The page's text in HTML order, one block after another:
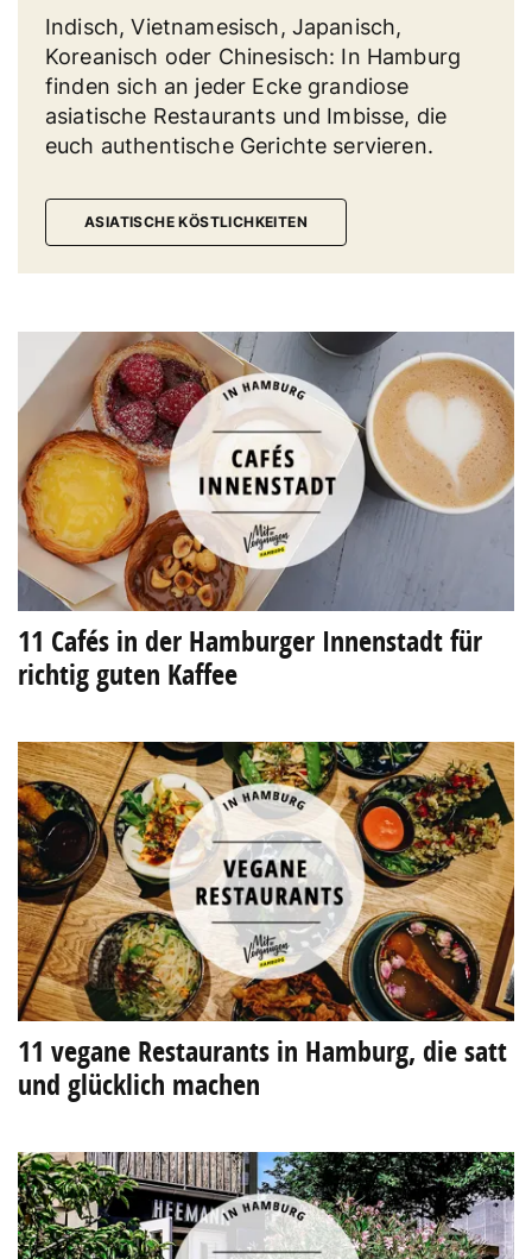
Indisch, Vietnamesisch, Japanisch,
Koreanisch oder Chinesisch: In Hamburg
finden sich an jeder Ecke grandiose
asiatische Restaurants und Imbisse, die
euch authentische Gerichte servieren.
ASIATISCHE KÖSTLICHKEITEN
11 Cafés in der Hamburger Innenstadt für
richtig guten Kaffee
11 vegane Restaurants in Hamburg, die satt
und glücklich machen